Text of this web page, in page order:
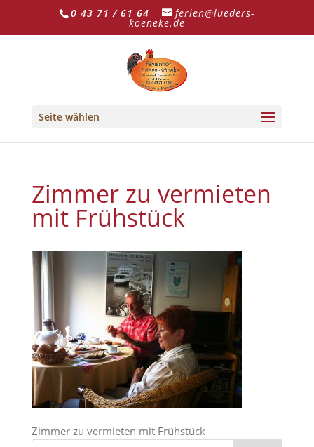
0 43 71 / 61 64 ferien@lueders-
koeneke.de
Seite wählen
Zimmer zu vermieten
mit Frühstück
Zimmer zu vermieten mit Frühstück